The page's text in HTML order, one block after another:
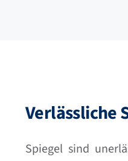
Verlässliche
Spiegel sind